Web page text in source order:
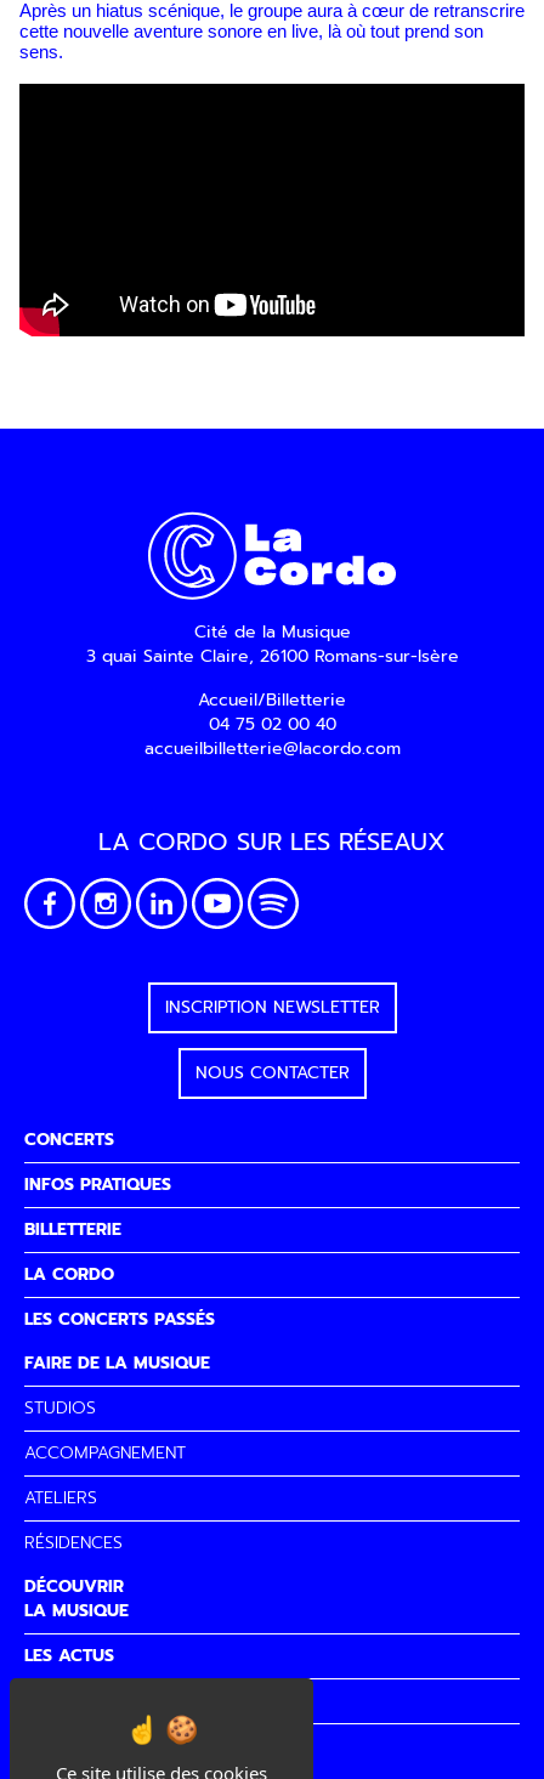
Ce site utilise des cookies
Après un hiatus scénique, le groupe aura à cœur de retranscrire
cette nouvelle aventure sonore en live, là où tout prend son
sens.
Cité de la Musique
3 quai Sainte Claire, 26100 Romans-sur-Isère
Accueil/Billetterie
04 75 02 00 40
accueilbilletterie@lacordo.com
CONCERTS
INFOS PRATIQUES
BILLETTERIE
LA CORDO
LES CONCERTS PASSÉS
FAIRE DE LA MUSIQUE
STUDIOS
ACCOMPAGNEMENT
ATELIERS
RÉSIDENCES
DÉCOUVRIR
LA MUSIQUE
LES ACTUS
LA MUSIQUE
LA CORDO SUR LES RÉSEAUX
INSCRIPTION NEWSLETTER
NOUS CONTACTER
Inscription
Newsletter
En indiquant votre adresse email, vous